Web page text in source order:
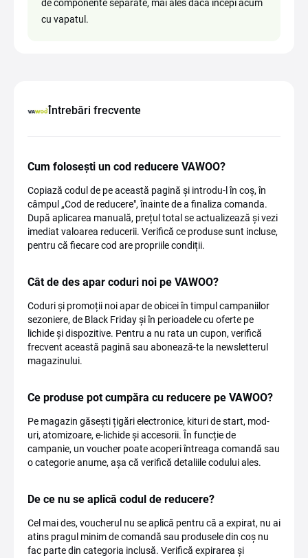
de componente separate, mai ales dacă începi acum
cu vapatul.
Întrebări frecvente
Cum folosești un cod reducere VAWOO?
Copiază codul de pe această pagină și introdu-l în coș, în
câmpul „Cod de reducere", înainte de a finaliza comanda.
După aplicarea manuală, prețul total se actualizează și vezi
imediat valoarea reducerii. Verifică ce produse sunt incluse,
pentru că fiecare cod are propriile condiții.
Cât de des apar coduri noi pe VAWOO?
Coduri și promoții noi apar de obicei în timpul campaniilor
sezoniere, de Black Friday și în perioadele cu oferte pe
lichide și dispozitive. Pentru a nu rata un cupon, verifică
frecvent această pagină sau abonează-te la newsletterul
magazinului.
Ce produse pot cumpăra cu reducere pe VAWOO?
Pe magazin găsești țigări electronice, kituri de start, mod-
uri, atomizoare, e-lichide și accesorii. În funcție de
campanie, un voucher poate acoperi întreaga comandă sau
o categorie anume, așa că verifică detaliile codului ales.
De ce nu se aplică codul de reducere?
Cel mai des, voucherul nu se aplică pentru că a expirat, nu ai
atins pragul minim de comandă sau produsele din coș nu
fac parte din categoria inclusă. Verifică expirarea și